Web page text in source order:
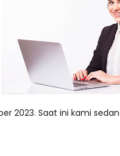
2023. Saat ini kami